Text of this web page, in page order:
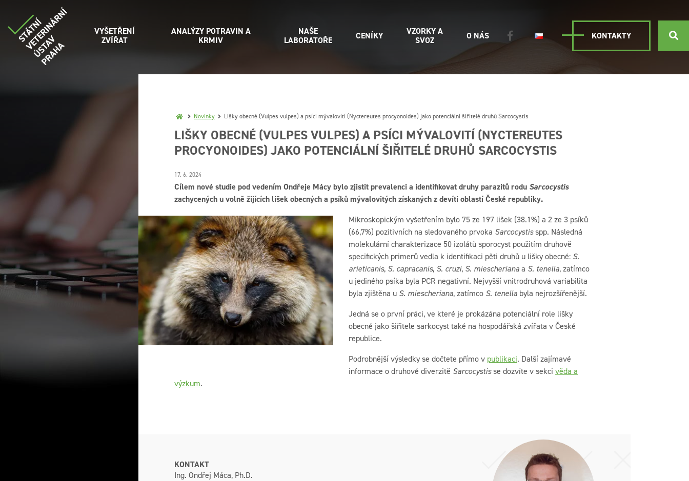
VYŠETŘENÍ
ZVÍŘAT
ANALÝZY POTRAVIN A
KRMIV
NAŠE
LABORATOŘE
CENÍKY
VZORKY A
SVOZ
O NÁS KONTAKTY
Novinky Lišky obecné (Vulpes vulpes) a psíci mývalovití (Nyctereutes procyonoides) jako potenciální šiřitelé druhů Sarcocystis
LIŠKY OBECNÉ (VULPES VULPES) A PSÍCI MÝVALOVITÍ (NYCTEREUTES
PROCYONOIDES) JAKO POTENCIÁLNÍ ŠIŘITELÉ DRUHŮ SARCOCYSTIS
17. 6. 2024
Cílem nové studie pod vedením Ondřeje Mácy bylo zjistit prevalenci a identifikovat druhy parazitů rodu Sarcocystis
zachycených u volně žijících lišek obecných a psíků mývalovitých získaných z devíti oblastí České republiky.
Mikroskopickým vyšetřením bylo 75 ze 197 lišek (38.1%) a 2 ze 3 psíků
(66,7%) pozitivních na sledovaného prvoka Sarcocystisspp. Následná
molekulární charakterizace 50 izolátů sporocyst použitím druhově
specifických primerů vedla k identifikaci pěti druhů u lišky obecné: S.
arieticanis, S. capracanis, S. cruzi, S. miescherianaa S. tenella, zatímco
u jediného psíka byla PCR negativní. Nejvyšší vnitrodruhová variabilita
byla zjištěna u S. miescheriana, zatímco S. tenella byla nejrozšířenější.
Jedná se o první práci, ve které je prokázána potenciální role lišky
obecné jako šiřitele sarkocyst také na hospodářská zvířata v České
republice.
Podrobnější výsledky se dočtete přímo v publikaci. Další zajímavé
informace o druhové diverzitě Sarcocystisse dozvíte v sekci věda a
výzkum.
KONTAKT
Ing. Ondřej Máca, Ph.D.